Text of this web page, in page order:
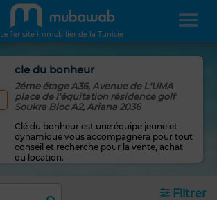
Le 1er site immobilier de la Tunisie
cle du bonheur
2éme étage A36, Avenue de L'UMA
place de l'équitation résidence golf
Soukra Bloc A2, Ariana 2036
Clé du bonheur est une équipe jeune et
dynamique vous accompagnera pour tout
conseil et recherche pour la vente, achat
ou location.
Filtrer